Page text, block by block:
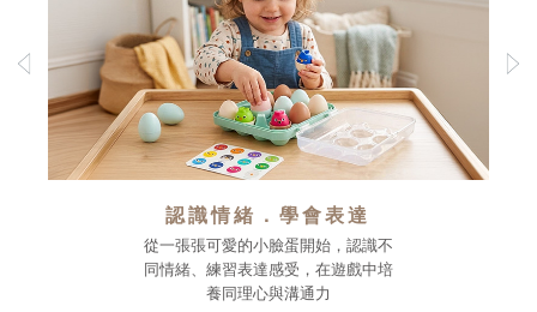
認識情緒．學會表達
從一張張可愛的小臉蛋開始，認識不
同情緒、練習表達感受，在遊戲中培
養同理心與溝通力